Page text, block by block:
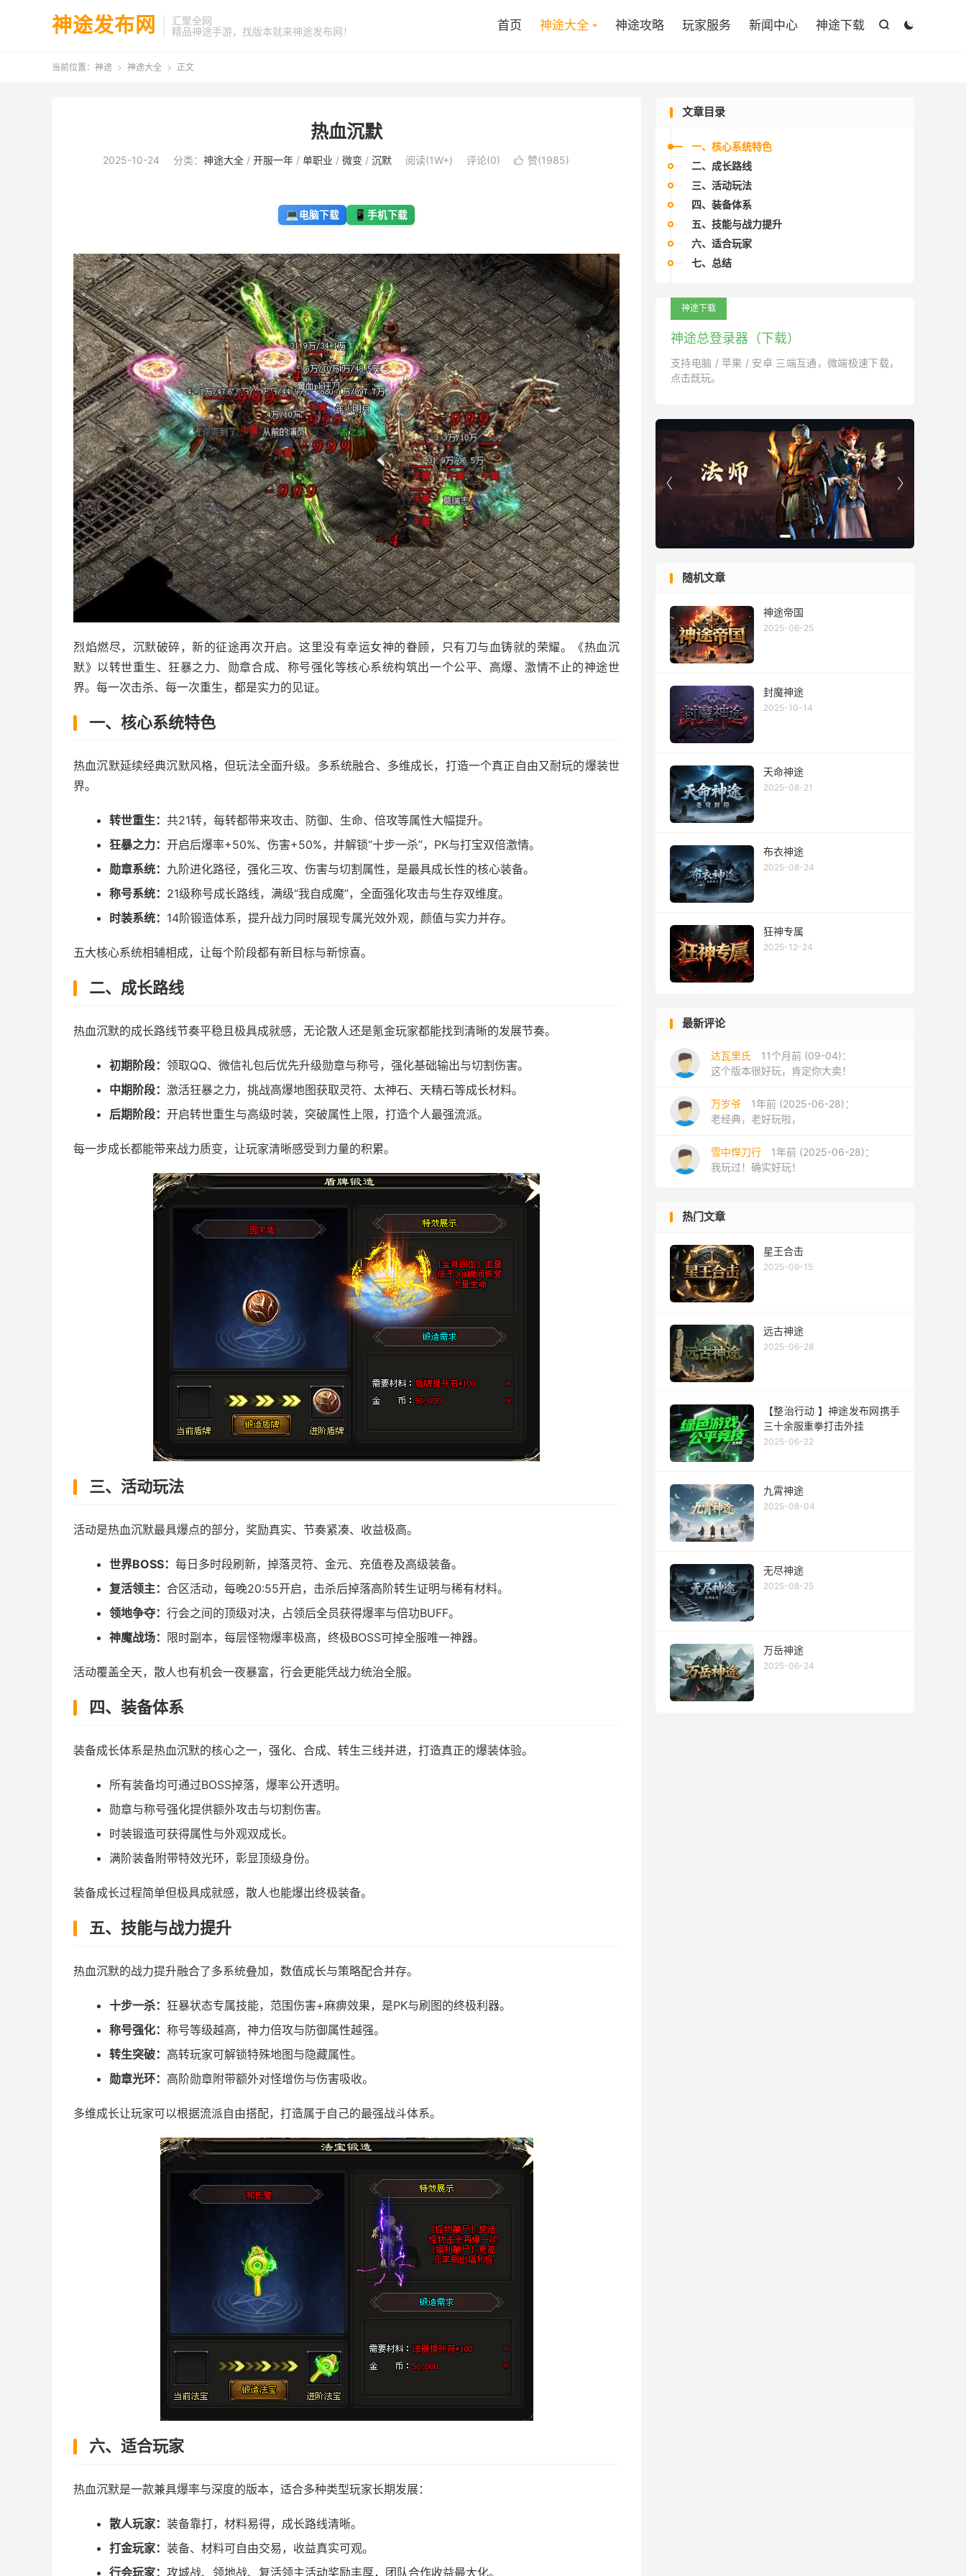
神途发布网
汇聚全网
精品神途手游，找版本就来神途发布网！


首页 神途大全 神途攻略 玩家服务 新闻中心 神途下载
当前位置： 神途  神途大全  正文
热血沉默
2025-10-24 分类： 神途大全/ 开服一年/ 单职业 / 微变 / 沉默 阅读(1W+) 评论(0)  赞(1985)
💻 电脑下载 📱 手机下载
烈焰燃尽，沉默破碎，新的征途再次开启。这里没有幸运女神的眷顾，只有刀与血铸就的荣耀。《热血沉
默》以转世重生、狂暴之力、勋章合成、称号强化等核心系统构筑出一个公平、高爆、激情不止的神途世
界。每一次击杀、每一次重生，都是实力的见证。
一、核心系统特色
热血沉默延续经典沉默风格，但玩法全面升级。多系统融合、多维成长，打造一个真正自由又耐玩的爆装世
界。
转世重生： 共21转，每转都带来攻击、防御、生命、倍攻等属性大幅提升。
狂暴之力： 开启后爆率+50%、伤害+50%，并解锁“十步一杀”，PK与打宝双倍激情。
勋章系统： 九阶进化路径，强化三攻、伤害与切割属性，是最具成长性的核心装备。
称号系统： 21级称号成长路线，满级“我自成魔”，全面强化攻击与生存双维度。
时装系统： 14阶锻造体系，提升战力同时展现专属光效外观，颜值与实力并存。
五大核心系统相辅相成，让每个阶段都有新目标与新惊喜。
二、成长路线
热血沉默的成长路线节奏平稳且极具成就感，无论散人还是氪金玩家都能找到清晰的发展节奏。
初期阶段： 领取QQ、微信礼包后优先升级勋章与称号，强化基础输出与切割伤害。
中期阶段： 激活狂暴之力，挑战高爆地图获取灵符、太神石、天精石等成长材料。
后期阶段： 开启转世重生与高级时装，突破属性上限，打造个人最强流派。
每一步成长都能带来战力质变，让玩家清晰感受到力量的积累。
三、活动玩法
活动是热血沉默最具爆点的部分，奖励真实、节奏紧凑、收益极高。
世界BOSS： 每日多时段刷新，掉落灵符、金元、充值卷及高级装备。
复活领主： 合区活动，每晚20:55开启，击杀后掉落高阶转生证明与稀有材料。
领地争夺： 行会之间的顶级对决，占领后全员获得爆率与倍功BUFF。
神魔战场： 限时副本，每层怪物爆率极高，终极BOSS可掉全服唯一神器。
活动覆盖全天，散人也有机会一夜暴富，行会更能凭战力统治全服。
四、装备体系
装备成长体系是热血沉默的核心之一，强化、合成、转生三线并进，打造真正的爆装体验。
所有装备均可通过BOSS掉落，爆率公开透明。
勋章与称号强化提供额外攻击与切割伤害。
时装锻造可获得属性与外观双成长。
满阶装备附带特效光环，彰显顶级身份。
装备成长过程简单但极具成就感，散人也能爆出终极装备。
五、技能与战力提升
热血沉默的战力提升融合了多系统叠加，数值成长与策略配合并存。
十步一杀： 狂暴状态专属技能，范围伤害+麻痹效果，是PK与刷图的终极利器。
称号强化： 称号等级越高，神力倍攻与防御属性越强。
转生突破： 高转玩家可解锁特殊地图与隐藏属性。
勋章光环： 高阶勋章附带额外对怪增伤与伤害吸收。
多维成长让玩家可以根据流派自由搭配，打造属于自己的最强战斗体系。
六、适合玩家
热血沉默是一款兼具爆率与深度的版本，适合多种类型玩家长期发展：
散人玩家： 装备靠打，材料易得，成长路线清晰。
打金玩家： 装备、材料可自由交易，收益真实可观。
行会玩家： 攻城战、领地战、复活领主活动奖励丰厚，团队合作收益最大化。
文章目录
一、核心系统特色
二、成长路线
三、活动玩法
四、装备体系
五、技能与战力提升
六、适合玩家
七、总结
神途下载
神途总登录器（下载）
支持电脑 / 苹果 / 安卓 三端互通，微端极速下载，
点击既玩。


随机文章
神途帝国
2025-06-25
封魔神途
2025-10-14
天命神途
2025-08-21
布衣神途
2025-08-24
狂神专属
2025-12-24
最新评论
达瓦里氏
11个月前 (09-04)：
这个版本很好玩，肯定你大卖！
万岁爷
1年前 (2025-06-28)：
老经典，老好玩啦，
雪中悍刀行
1年前 (2025-06-28)：
我玩过！确实好玩！
热门文章
星王合击
2025-09-15
远古神途
2025-06-28
【整治行动 】神途发布网携手
三十余服重拳打击外挂
2025-06-22
九霄神途
2025-08-04
无尽神途
2025-08-25
万岳神途
2025-06-24